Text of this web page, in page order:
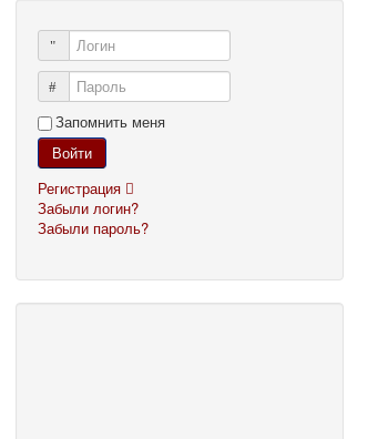
Логин
Пароль
Запомнить меня
Войти
Регистрация
Забыли логин?
Забыли пароль?